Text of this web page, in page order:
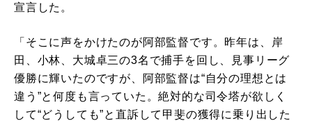
宣言した。
「そこに声をかけたのが阿部監督です。昨年は、岸
田、小林、大城卓三の3名で捕手を回し、見事リーグ
優勝に輝いたのですが、阿部監督は“自分の理想とは
違う”と何度も言っていた。絶対的な司令塔が欲しく
して“どうしても”と直訴して甲斐の獲得に乗り出した